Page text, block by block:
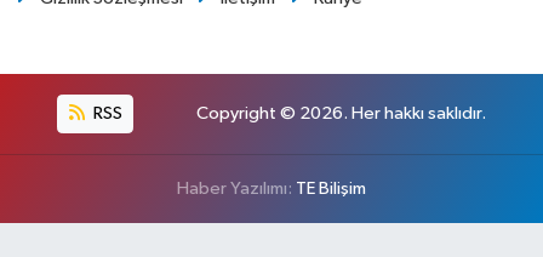
RSS Copyright © 2026. Her hakkı saklıdır.
Haber Yazılımı: TE Bilişim